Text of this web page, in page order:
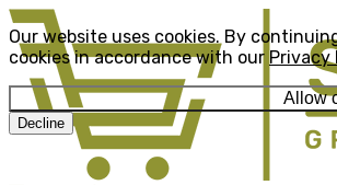
Our website uses cookies. By
cookies in accordance with our Privacy
Allow
Decline